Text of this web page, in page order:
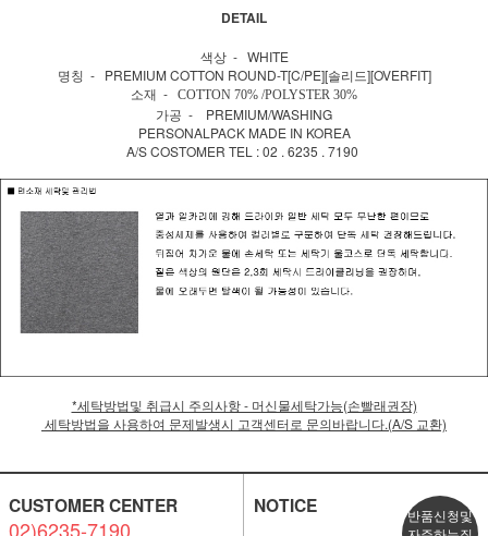
DETAIL
색상 - WHITE
명칭 - PREMIUM COTTON ROUND-T[C/PE][솔리드][OVERFIT]
소재 -
COTTON 70% /POLYSTER 30%
가공 - PREMIUM/WASHING
PERSONALPACK MADE IN KOREA
A/S COSTOMER TEL : 02 . 6235 . 7190
*세탁방법및 취급시 주의사항 - 머신물세탁가능(손빨래권장)
세탁방법을 사용하여 문제발생시 고객센터로 문의바랍니다.(A/S 교환)
CUSTOMER CENTER
02)6235-7190
NOTICE
반품신청및